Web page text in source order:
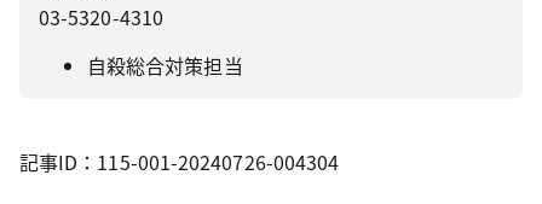
03-5320-4310
自殺総合対策担当
記事ID：115-001-20240726-004304